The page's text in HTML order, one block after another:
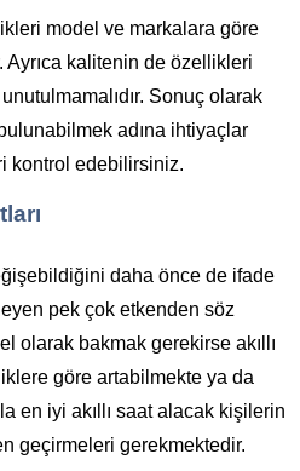
model ve markalara göre
kalitenin de özellikleri
Sonuç olarak
adına ihtiyaçlar
kontrol edebilirsiniz.
daha önce de ifade
pek çok etkenden söz
olarak bakmak gerekirse akıllı
göre artabilmekte ya da
en iyi akıllı saat alacak kişilerin
geçirmeleri gerekmektedir.